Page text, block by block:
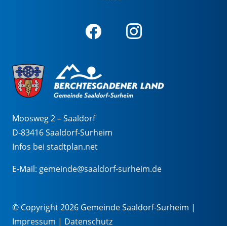
Moosweg 2 – Saaldorf
D-83416 Saaldorf-Surheim
Infos bei stadtplan.net
E-Mail: gemeinde@saaldorf-surheim.de
© Copyright 2026 Gemeinde Saaldorf-Surheim |
Impressum | Datenschutz